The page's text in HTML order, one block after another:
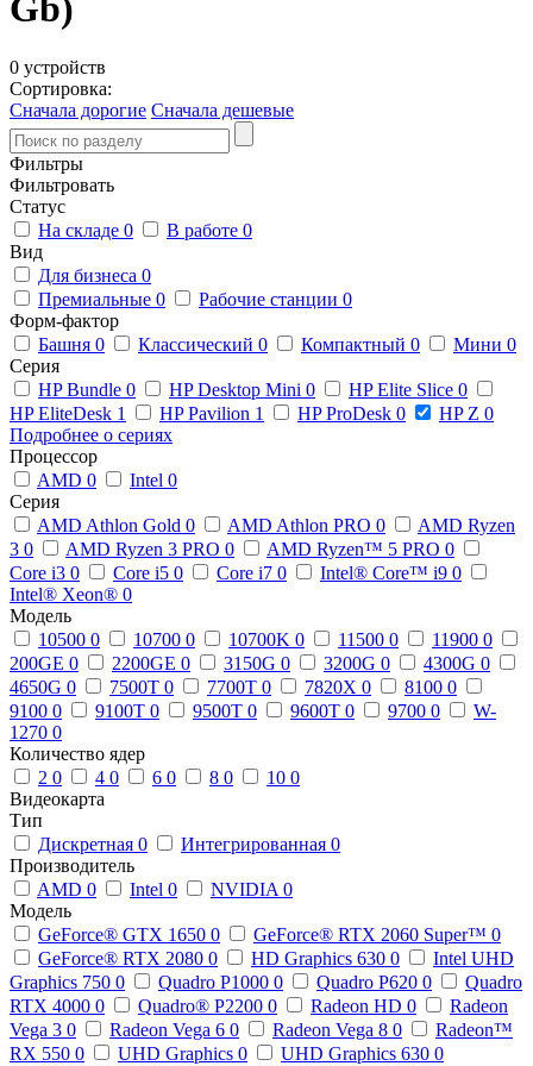
Gb)
0 устройств
Сортировка:
Сначала дорогие Сначала дешевые
Фильтры
Фильтровать
Статус
На складе 0 В работе 0
Вид
Для бизнеса 0
Премиальные 0 Рабочие станции 0
Форм-фактор
Башня 0 Классический 0 Компактный 0 Мини 0
Серия
HP Bundle 0 HP Desktop Mini 0 HP Elite Slice 0
HP EliteDesk 1 HP Pavilion 1 HP ProDesk 0 HP Z 0
Подробнее о сериях
Процессор
AMD 0 Intel 0
Серия
AMD Athlon Gold 0 AMD Athlon PRO 0
AMD Ryzen
3 0 AMD Ryzen 3 PRO 0 AMD Ryzen™ 5 PRO 0
Core i3 0 Core i5 0 Core i7 0 Intel® Core™ i9 0
Intel® Xeon® 0
Модель
10500 0 10700 0 10700K 0 11500 0 11900 0
200GE 0 2200GE 0 3150G 0 3200G 0 4300G 0
4650G 0 7500T 0 7700T 0 7820X 0 8100 0
9100 0 9100T 0 9500T 0 9600T 0 9700 0
W-
1270 0
Количество ядер
2 0 4 0 6 0 8 0 10 0
Видеокарта
Тип
Дискретная 0 Интегрированная 0
Производитель
AMD 0 Intel 0 NVIDIA 0
Модель
GeForce® GTX 1650 0 GeForce® RTX 2060 Super™ 0
GeForce® RTX 2080 0 HD Graphics 630 0
Intel UHD
Graphics 750 0 Quadro P1000 0 Quadro P620 0
Quadro
RTX 4000 0 Quadro® P2200 0 Radeon HD 0
Radeon
Vega 3 0 Radeon Vega 6 0 Radeon Vega 8 0
Radeon™
RX 550 0 UHD Graphics 0 UHD Graphics 630 0